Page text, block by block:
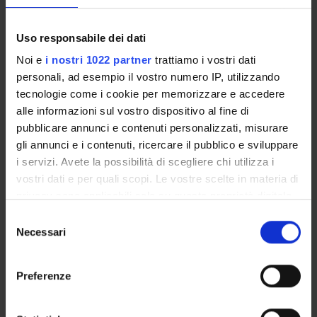
Uso responsabile dei dati
Noi e i nostri 1022 partner trattiamo i vostri dati
personali, ad esempio il vostro numero IP, utilizzando
tecnologie come i cookie per memorizzare e accedere
alle informazioni sul vostro dispositivo al fine di
pubblicare annunci e contenuti personalizzati, misurare
gli annunci e i contenuti, ricercare il pubblico e sviluppare
i servizi. Avete la possibilità di scegliere chi utilizza i
vostri dati e per quali scopi. Le vostre scelte in materia di
modificare o revocare il proprio consenso in qualsiasi
momento dalla Dichiarazione sui cookie o facendo clic
delNecessari
Preferenze
Course news
Seminars related to the course
Overview
Enrolment Procedures and Admission Requirements
Degree Programme
Courses
Notices
Governing bodies